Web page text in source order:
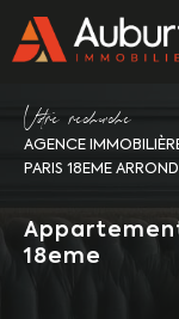
Vore recece
AGENCE
PARIS 18EME
18eme